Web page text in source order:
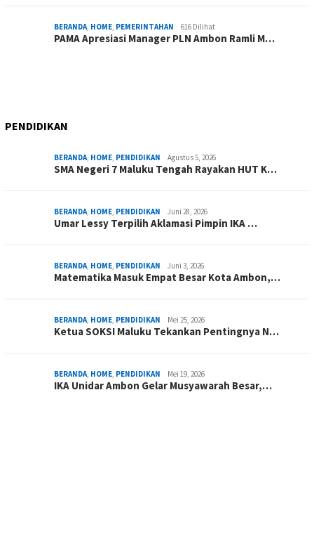
BERANDA, HOME, PEMERINTAHAN 616 Dilihat
PAMA Apresiasi Manager PLN Ambon Ramli M…
PENDIDIKAN
BERANDA, HOME, PENDIDIKAN Agustus 5, 2026
SMA Negeri 7 Maluku Tengah Rayakan HUT K…
BERANDA, HOME, PENDIDIKAN Juni 28, 2026
Umar Lessy Terpilih Aklamasi Pimpin IKA …
BERANDA, HOME, PENDIDIKAN Juni 3, 2026
Matematika Masuk Empat Besar Kota Ambon,…
BERANDA, HOME, PENDIDIKAN Mei 25, 2026
Ketua SOKSI Maluku Tekankan Pentingnya N…
BERANDA, HOME, PENDIDIKAN Mei 19, 2026
IKA Unidar Ambon Gelar Musyawarah Besar,…